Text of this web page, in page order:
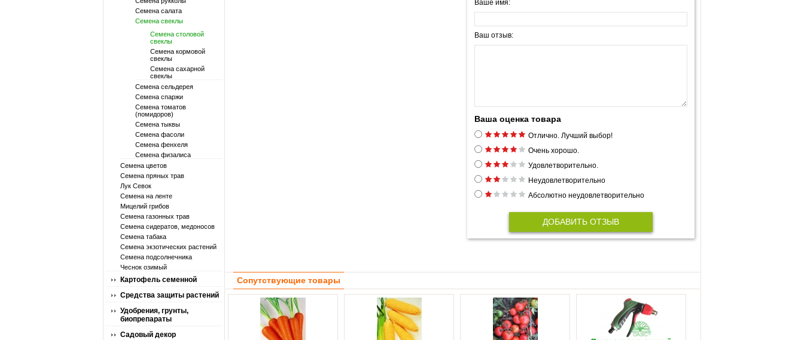
Семена салата
Семена свеклы
Семена столовой
свеклы
Семена кормовой
свеклы
Семена сахарной
свеклы
Семена сельдерея
Семена спаржи
Семена томатов
(помидоров)
Семена тыквы
Семена фасоли
Семена фенхеля
Семена физалиса
Семена цветов
Семена пряных трав
Лук Севок
Семена на ленте
Мицелий грибов
Семена газонных трав
Семена сидератов, медоносов
Семена табака
Семена экзотических растений
Семена подсолнечника
Чеснок озимый
Картофель семенной
Средства защиты растений
Удобрения, грунты,
биопрепараты
Садовый декор
Ваше имя:
Ваш отзыв:
Ваша оценка товара
Отлично. Лучший выбор!
Очень хорошо.
Удовлетворительно.
Неудовлетворительно
Абсолютно неудовлетворительно
ДОБАВИТЬ ОТЗЫВ
Сопутствующие товары